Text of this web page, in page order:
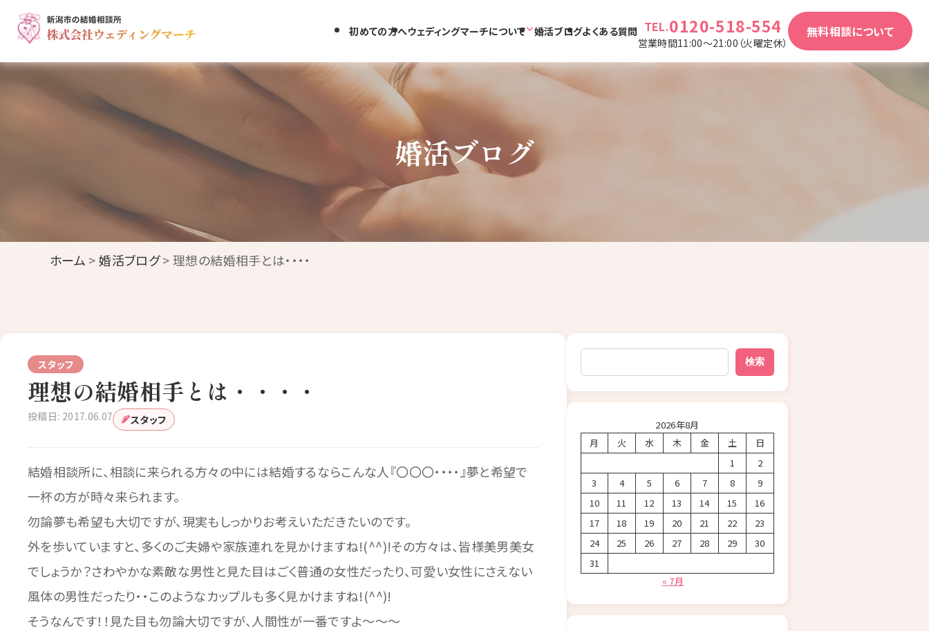
初めての方へウェディングマーチについて 婚活ブログよくある質問 TEL.0120-518-554
営業時間11:00～21:00（火曜定休）
無料相談について
婚活ブログ
ホーム >婚活ブログ> 理想の結婚相手とは・・・・
スタッフ
理想の結婚相手とは・・・・
投稿日: 2017.06.07 スタッフ
結婚相談所に、相談に来られる方々の中には結婚するならこんな人『〇〇〇・・・・』夢と希望で
一杯の方が時々来られます。
勿論夢も希望も大切ですが、現実もしっかりお考えいただきたいのです。
外を歩いていますと、多くのご夫婦や家族連れを見かけますね!(^^)!その方々は、皆様美男美女
でしょうか？さわやかな素敵な男性と見た目はごく普通の女性だったり、可愛い女性にさえない
風体の男性だったり・・このようなカップルも多く見かけますね!(^^)!
そうなんです！！見た目も勿論大切ですが、人間性が一番ですよ～～～
検索
検索
2026年8月
月
火 水 木 金 土
日
1
2
3
4 5 6 7 8
9
10
11 12 13 14 15
16
17
18 19 20 21 22
23
24
25 26 27 28 29
30
31
« 7月